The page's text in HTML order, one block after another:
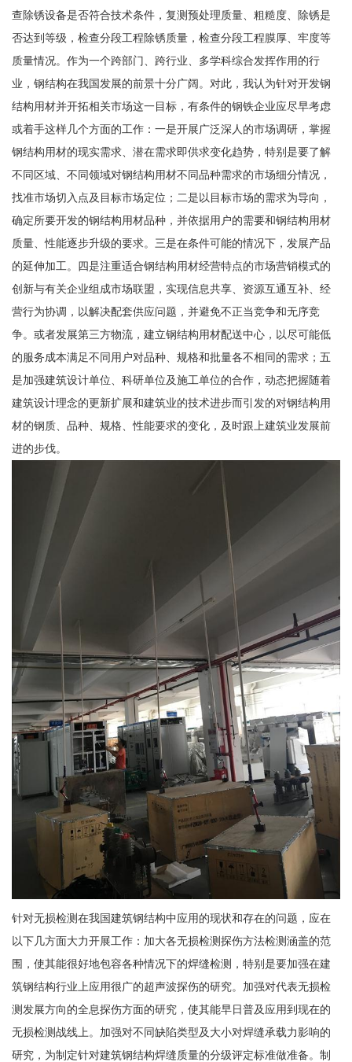
查除锈设备是否符合技术条件，复测预处理质量、粗糙度、除锈是
否达到等级，检查分段工程除锈质量，检查分段工程膜厚、牢度等
质量情况。作为一个跨部门、跨行业、多学科综合发挥作用的行
业，钢结构在我国发展的前景十分广阔。对此，我认为针对开发钢
结构用材并开拓相关市场这一目标，有条件的钢铁企业应尽早考虑
或着手这样几个方面的工作：一是开展广泛深人的市场调研，掌握
钢结构用材的现实需求、潜在需求即供求变化趋势，特别是要了解
不同区域、不同领域对钢结构用材不同品种需求的市场细分情况，
找准市场切入点及目标市场定位；二是以目标市场的需求为导向，
确定所要开发的钢结构用材品种，并依据用户的需要和钢结构用材
质量、性能逐步升级的要求。三是在条件可能的情况下，发展产品
的延伸加工。四是注重适合钢结构用材经营特点的市场营销模式的
创新与有关企业组成市场联盟，实现信息共享、资源互通互补、经
营行为协调，以解决配套供应问题，并避免不正当竞争和无序竞
争。或者发展第三方物流，建立钢结构用材配送中心，以尽可能低
的服务成本满足不同用户对品种、规格和批量各不相同的需求；五
是加强建筑设计单位、科研单位及施工单位的合作，动态把握随着
建筑设计理念的更新扩展和建筑业的技术进步而引发的对钢结构用
材的钢质、品种、规格、性能要求的变化，及时跟上建筑业发展前
进的步伐。
针对无损检测在我国建筑钢结构中应用的现状和存在的问题，应在
以下几方面大力开展工作：加大各无损检测探伤方法检测涵盖的范
围，使其能很好地包容各种情况下的焊缝检测，特别是要加强在建
筑钢结构行业上应用很广的超声波探伤的研究。加强对代表无损检
测发展方向的全息探伤方面的研究，使其能早日普及应用到现在的
无损检测战线上。加强对不同缺陷类型及大小对焊缝承载力影响的
研究，为制定针对建筑钢结构焊缝质量的分级评定标准做准备。制